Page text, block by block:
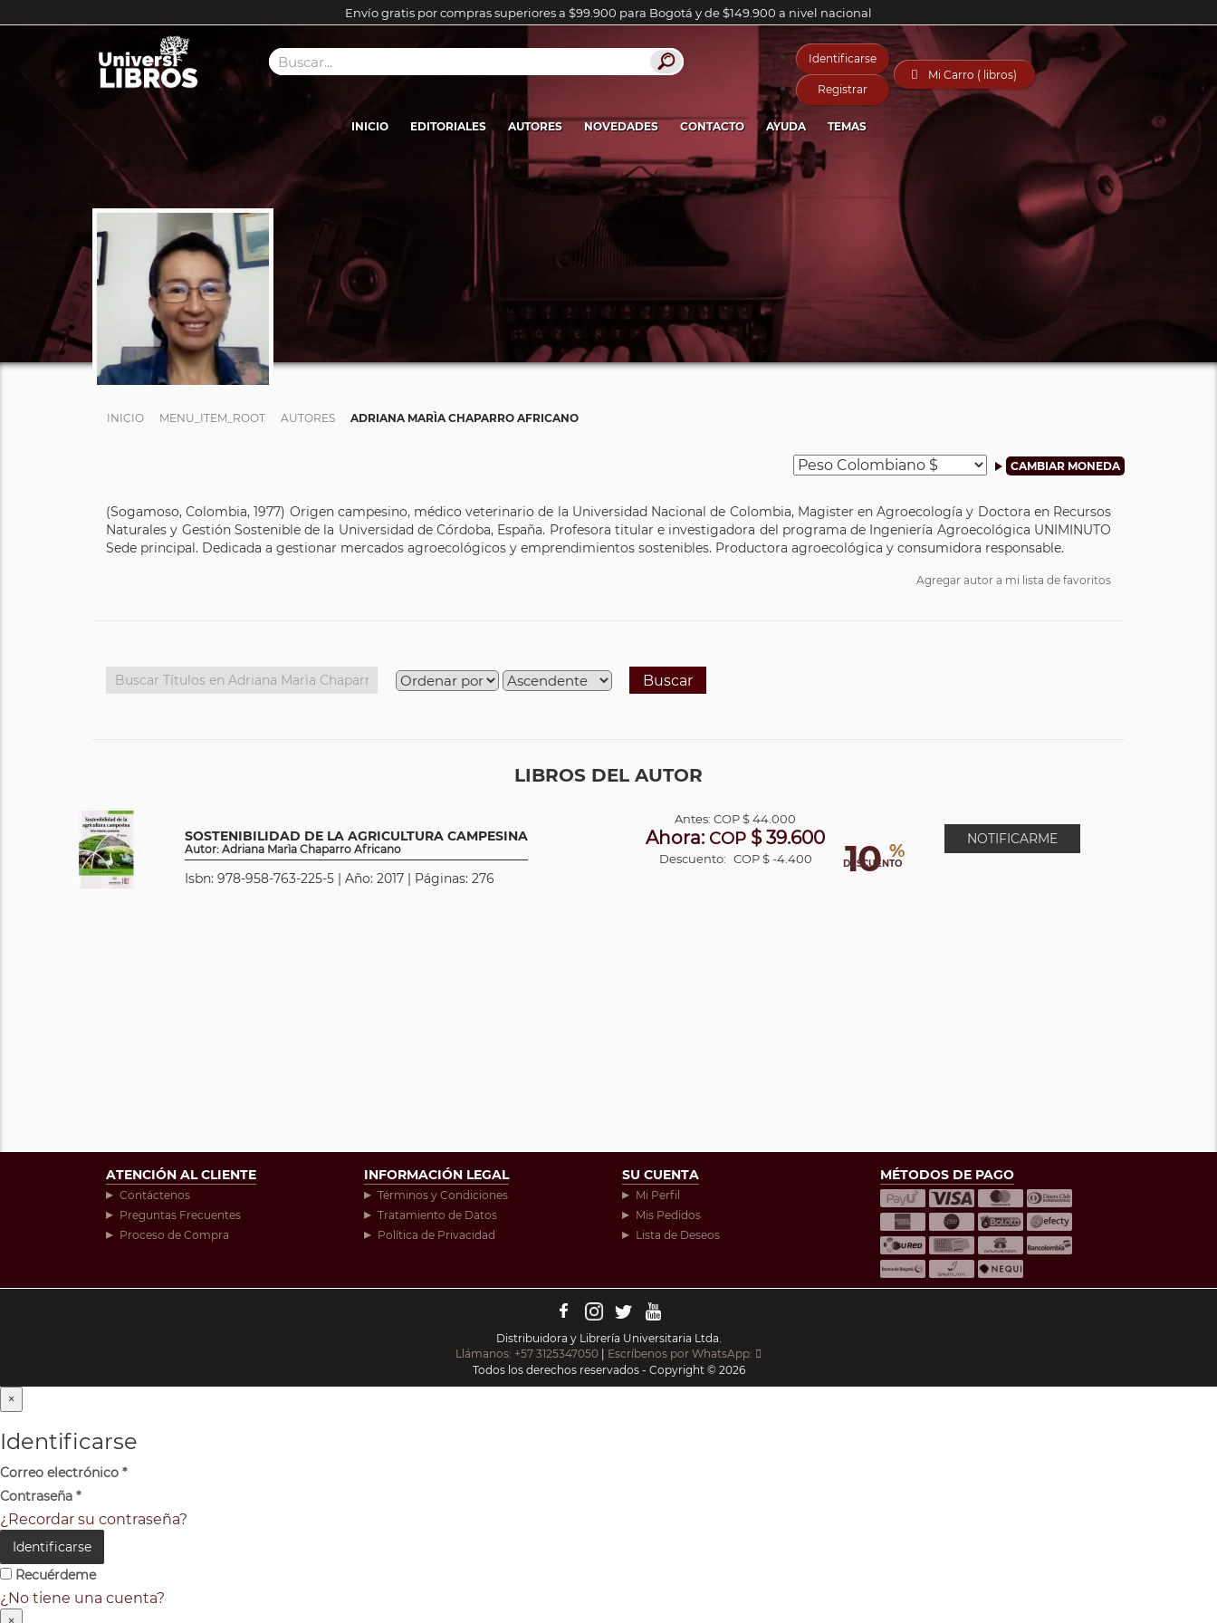
Envío gratis por compras superiores a $99.900 para Bogotá y de $149.900 a nivel nacional
Identificarse
Registrar
 Mi Carro ( libros)
INICIO EDITORIALES AUTORES NOVEDADES CONTACTO AYUDA TEMAS
INICIO MENU_ITEM_ROOT AUTORES ADRIANA MARÌA CHAPARRO AFRICANO
(Sogamoso, Colombia, 1977) Origen campesino, médico veterinario de la Universidad Nacional de Colombia, Magister en Agroecología y Doctora en Recursos
Naturales y Gestión Sostenible de la Universidad de Córdoba, España. Profesora titular e investigadora del programa de Ingeniería Agroecológica UNIMINUTO
Sede principal. Dedicada a gestionar mercados agroecológicos y emprendimientos sostenibles. Productora agroecológica y consumidora responsable.
Agregar autor a mi lista de favoritos
Buscar
LIBROS DEL AUTOR
SOSTENIBILIDAD DE LA AGRICULTURA CAMPESINA
Autor: Adriana Marìa Chaparro Africano
Isbn: 978-958-763-225-5 | Año: 2017 | Páginas: 276 10 %
DESCUENTO
Antes:COP$ 44.000
Ahora: COP $ 39.600
Descuento: COP $ -4.400
NOTIFICARME
ATENCIÓN AL CLIENTE
Contáctenos
Preguntas Frecuentes
Proceso de Compra
INFORMACIÓN LEGAL
Términos y Condiciones
Tratamiento de Datos
Política de Privacidad
SU CUENTA
Mi Perfil
Mis Pedidos
Lista de Deseos
MÉTODOS DE PAGO
Distribuidora y Librería Universitaria Ltda.
Llámanos: +57 3125347050
Escríbenos por WhatsApp:
Todos los derechos reservados - Copyright © 2026
×
Identificarse
Correo electrónico *
Contraseña *
¿Recordar su contraseña?
Identificarse
Recuérdeme
¿No tiene una cuenta?